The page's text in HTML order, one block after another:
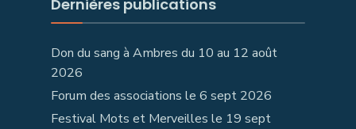
Dernières publications
Don du sang à Ambres du 10 au 12 août
2026
Forum des associations le 6 sept 2026
Festival Mots et Merveilles le 19 sept